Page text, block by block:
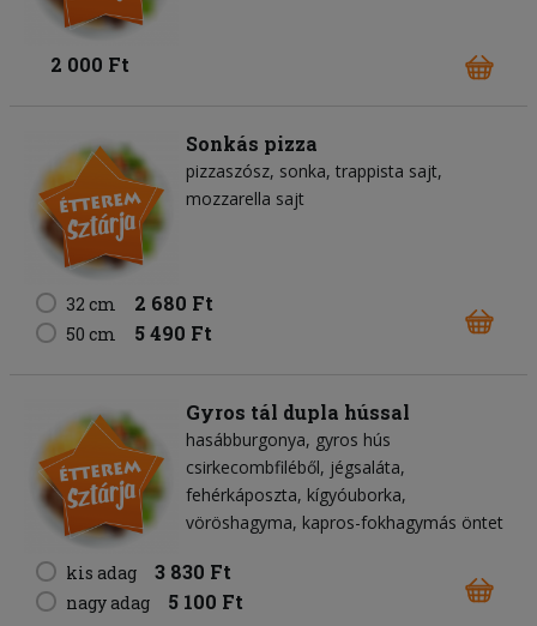
2 000 Ft
Sonkás pizza
pizzaszósz sonka trappista sajt
mozzarella sajt
32 cm 2 680 Ft
50 cm 5 490 Ft
Gyros tál dupla hússal
hasábburgonya gyros hús
csirkecombfiléből jégsaláta
fehérkáposzta kígyóuborka
vöröshagyma kapros-fokhagymás öntet
kis adag 3 830 Ft
nagy adag 5 100 Ft